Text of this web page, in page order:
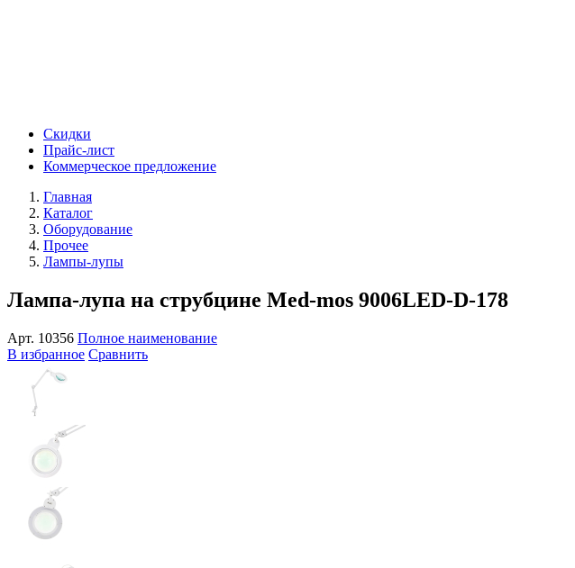
Скидки
Прайс-лист
Коммерческое предложение
Главная
Каталог
Оборудование
Прочее
Лампы-лупы
Лампа-лупа на струбцине Med-mos 9006LED-D-178
Арт. 10356 Полное наименование
В избранное Сравнить